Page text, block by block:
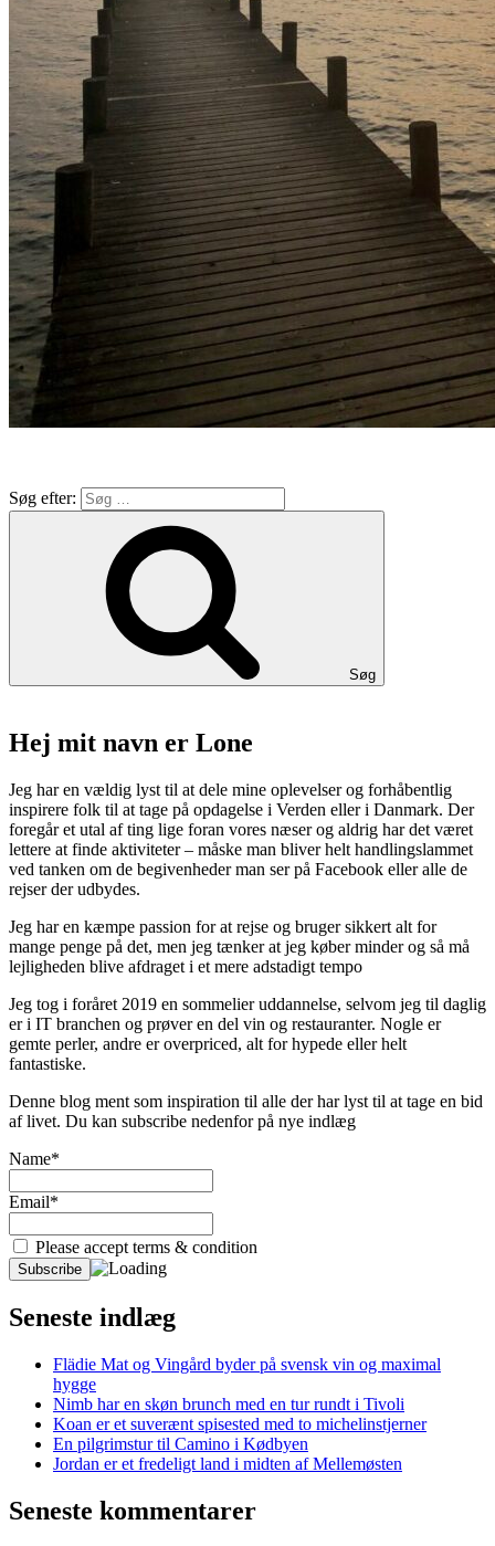
Søg efter:
Søg
Hej mit navn er Lone
Jeg har en vældig lyst til at dele mine oplevelser og forhåbentlig
inspirere folk til at tage på opdagelse i Verden eller i Danmark. Der
foregår et utal af ting lige foran vores næser og aldrig har det været
lettere at finde aktiviteter – måske man bliver helt handlingslammet
ved tanken om de begivenheder man ser på Facebook eller alle de
rejser der udbydes.
Jeg har en kæmpe passion for at rejse og bruger sikkert alt for
mange penge på det, men jeg tænker at jeg køber minder og så må
lejligheden blive afdraget i et mere adstadigt tempo
Jeg tog i foråret 2019 en sommelier uddannelse, selvom jeg til daglig
er i IT branchen og prøver en del vin og restauranter. Nogle er
gemte perler, andre er overpriced, alt for hypede eller helt
fantastiske.
Denne blog ment som inspiration til alle der har lyst til at tage en bid
af livet. Du kan subscribe nedenfor på nye indlæg
Name*
Email*
Please accept terms & condition
Seneste indlæg
Flädie Mat og Vingård byder på svensk vin og maximal
hygge
Nimb har en skøn brunch med en tur rundt i Tivoli
Koan er et suverænt spisested med to michelinstjerner
En pilgrimstur til Camino i Kødbyen
Jordan er et fredeligt land i midten af Mellemøsten
Seneste kommentarer